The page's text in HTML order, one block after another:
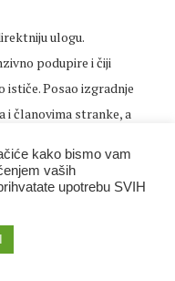
ulogu.
podupire i čiji
Posao izgradnje
i članovima stranke, a
većeg broja
po desetak i više
počeo da gubi
kako bismo vam
vaših
upotrebu SVIH